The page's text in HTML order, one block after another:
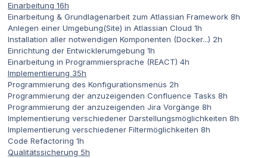
Einarbeitung 16h
Einarbeitung & Grundlagenarbeit zum Atlassian Framework 8h
Anlegen einer Umgebung(Site) in Atlassian Cloud 1h
Installation aller notwendigen Komponenten (Docker...) 2h
Einrichtung der Entwicklerumgebung 1h
Einarbeitung in Programmiersprache (REACT) 4h
Implementierung 35h
Programmierung des Konfigurationsmenüs 2h
Programmierung der anzuzeigenden Confluence Tasks 8h
Programmierung der anzuzeigenden Jira Vorgänge 8h
Implementierung verschiedener Darstellungsmöglichkeiten 8h
Implementierung verschiedener Filtermöglichkeiten 8h
Code Refactoring 1h
Qualitätssicherung 5h